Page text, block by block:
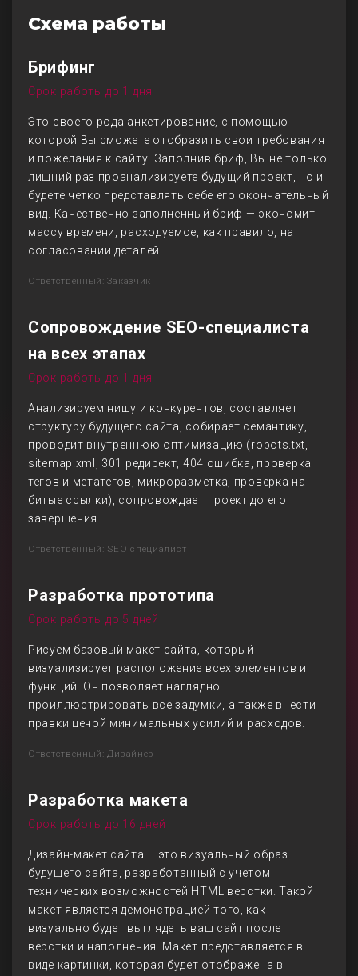
Схема работы
Брифинг
Срок работы до 1 дня
Это своего рода анкетирование, с помощью
которой Вы сможете отобразить свои требования
и пожелания к сайту. Заполнив бриф, Вы не только
лишний раз проанализируете будущий проект, но и
будете четко представлять себе его окончательный
вид. Качественно заполненный бриф — экономит
массу времени, расходуемое, как правило, на
согласовании деталей.
Ответственный: Заказчик
Сопровождение SEO-специалиста
на всех этапах
Срок работы до 1 дня
Анализируем нишу и конкурентов, составляет
структуру будущего сайта, собирает семантику,
проводит внутреннюю оптимизацию (robots.txt,
sitemap.xml, 301 редирект, 404 ошибка, проверка
тегов и метатегов, микроразметка, проверка на
битые ссылки), сопровождает проект до его
завершения.
Ответственный: SEO специалист
Разработка прототипа
Срок работы до 5 дней
Рисуем базовый макет сайта, который
визуализирует расположение всех элементов и
функций. Он позволяет наглядно
проиллюстрировать все задумки, а также внести
правки ценой минимальных усилий и расходов.
Ответственный: Дизайнер
Разработка макета
Срок работы до 16 дней
Дизайн-макет сайта – это визуальный образ
будущего сайта, разработанный с учетом
технических возможностей HTML верстки. Такой
макет является демонстрацией того, как
визуально будет выглядеть ваш сайт после
верстки и наполнения. Макет представляется в
виде картинки, которая будет отображена в